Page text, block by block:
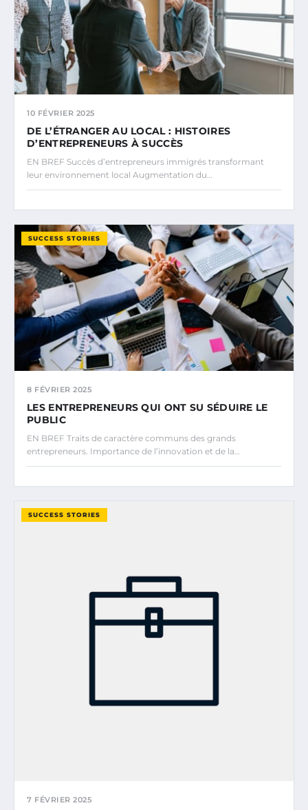
10 FÉVRIER 2025
DE L’ÉTRANGER AU LOCAL : HISTOIRES
D’ENTREPRENEURS À SUCCÈS
EN BREF Succès d’entrepreneurs immigrés transformant
leur environnement local Augmentation du…
SUCCESS STORIES
8 FÉVRIER 2025
LES ENTREPRENEURS QUI ONT SU SÉDUIRE LE
PUBLIC
EN BREF Traits de caractère communs des grands
entrepreneurs. Importance de l’innovation et de la…
SUCCESS STORIES
7 FÉVRIER 2025